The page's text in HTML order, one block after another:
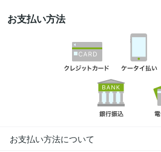
お支払い方法
お支払い方法について